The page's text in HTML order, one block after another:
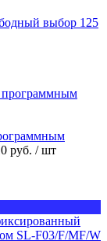
выбор 125
руб. / шт